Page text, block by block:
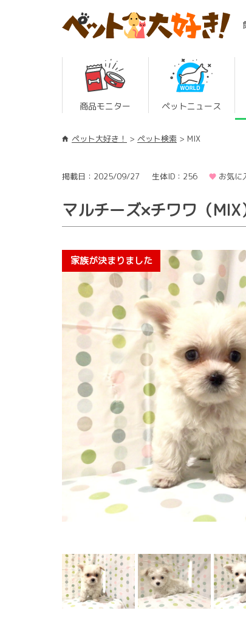
商品モニター ペットニュース
ペット大好き！ ペット検索 MIX
掲載日：2025/09/27 生体ID：256 お気
マルチーズ×チワワ（